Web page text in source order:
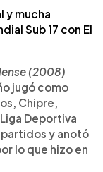
y mucha
Sub 17 con El
(2008)
jugó como
Chipre,
Deportiva
y anotó
lo que hizo en